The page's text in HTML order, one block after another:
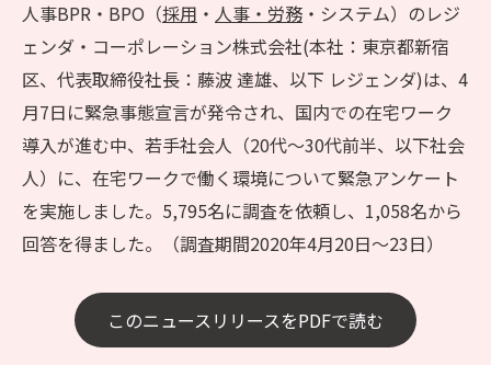
人事BPR・BPO（採用 ・ 人事・労務 ・システム）のレジ
ェンダ・コーポレーション株式会社(本社：東京都新宿
区、代表取締役社長：藤波 達雄、以下 レジェンダ)は、4
月7日に緊急事態宣言が発令され、国内での在宅ワーク
導入が進む中、若手社会人（20代～30代前半、以下社会
人）に、在宅ワークで働く環境について緊急アンケート
を実施しました。5,795名に調査を依頼し、1,058名から
回答を得ました。（調査期間2020年4月20日～23日）
このニュースリリースをPDFで読む